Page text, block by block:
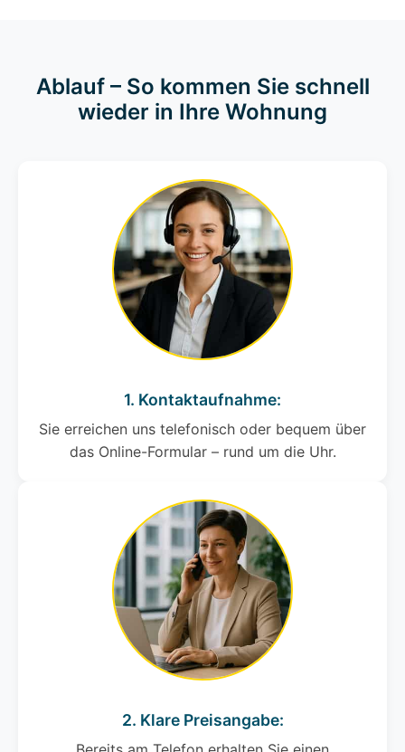
Ablauf – So kommen Sie schnell
wieder in Ihre Wohnung
1. Kontaktaufnahme:
Sie erreichen uns telefonisch oder bequem über
das Online-Formular – rund um die Uhr.
2. Klare Preisangabe: